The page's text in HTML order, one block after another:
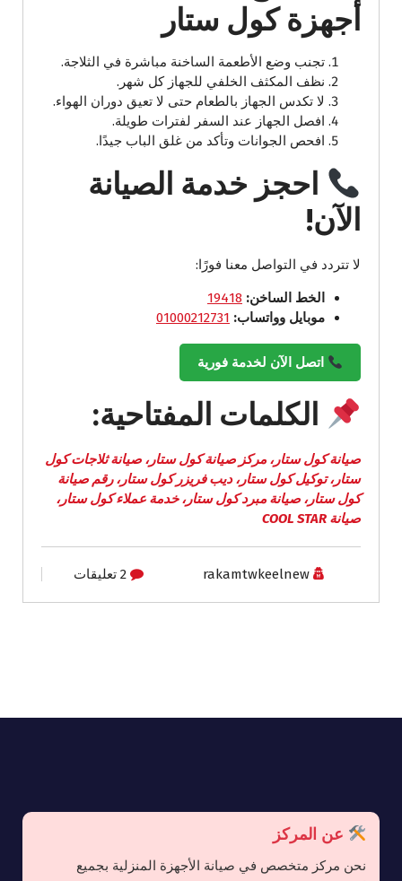
أجهزة كول ستار
تجنب وضع الأطعمة الساخنة مباشرة في الثلاجة.
نظف المكثف الخلفي للجهاز كل شهر.
لا تكدس الجهاز بالطعام حتى لا تعيق دوران الهواء.
افصل الجهاز عند السفر لفترات طويلة.
افحص الجوانات وتأكد من غلق الباب جيدًا.
احجز خدمة الصيانة
الآن!
لا تتردد في التواصل معنا فورًا:
الخط الساخن: 19418
موبايل وواتساب: 01000212731
اتصل الآن لخدمة فورية
الكلمات المفتاحية:
صيانة كول ستار، مركز صيانة كول ستار، صيانة ثلاجات كول
ستار، توكيل كول ستار، ديب فريزر كول ستار، رقم صيانة
كول ستار، صيانة مبرد كول ستار، خدمة عملاء كول ستار،
صيانة COOL STAR
rakamtwkeelnew 2 تعليقات
عن المركز
نحن مركز متخصص في صيانة الأجهزة المنزلية بجميع